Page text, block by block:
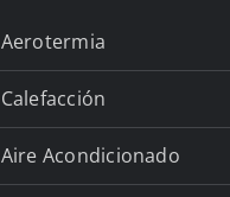
Aerotermia
Calefacción
Aire Acondicionado